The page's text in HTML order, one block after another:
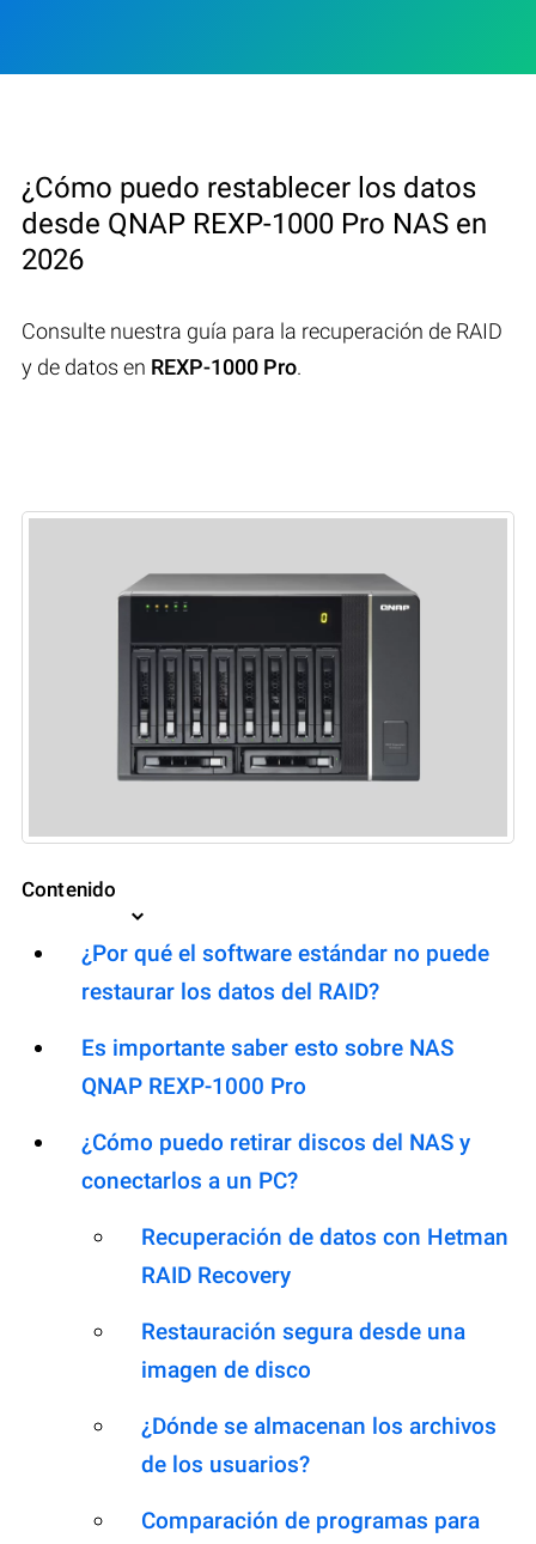
¿Cómo puedo restablecer los datos
desde QNAP REXP-1000 Pro NAS en
2026
Consulte nuestra guía para la recuperación de RAID
y de datos en REXP-1000 Pro.
Contenido
¿Por qué el software estándar no puede
restaurar los datos del RAID?
Es importante saber esto sobre NAS
QNAP REXP-1000 Pro
¿Cómo puedo retirar discos del NAS y
conectarlos a un PC?
Recuperación de datos con Hetman
RAID Recovery
Restauración segura desde una
imagen de disco
¿Dónde se almacenan los archivos
de los usuarios?
Comparación de programas para